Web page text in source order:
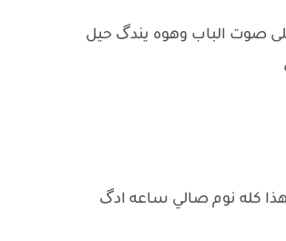
صوت الباب وهوه يندگ حيل
كله نوم صالي ساعه ادگ